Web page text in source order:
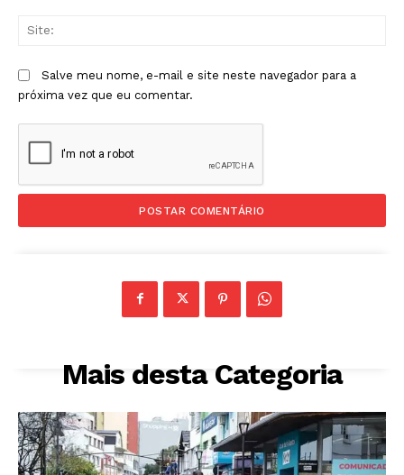
Salve meu nome, e-mail e site neste navegador para a
próxima vez que eu comentar.
Mais desta Categoria